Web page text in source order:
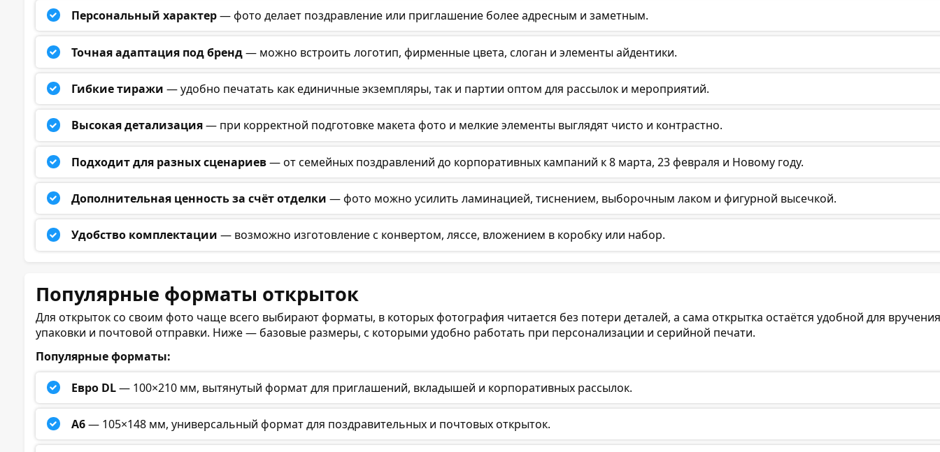
Персональный характер— фото делает поздравление или приглашение более адресным и заметным.
Точная адаптация под бренд— можно встроить логотип, фирменные цвета, слоган и элементы айдентики.
Гибкие тиражи — удобно печатать как единичные экземпляры, так и партии оптом для рассылок и мероприятий.
Высокая детализация— при корректной подготовке макета фото и мелкие элементы выглядят чисто и контрастно.
Подходит для разных сценариев— от семейных поздравлений до корпоративных кампаний к 8 марта, 23 февраля и Новому году.
Дополнительная ценность за счёт отделки — фото можно усилить ламинацией, тиснением, выборочным лаком и фигурной высечкой.
Удобство комплектации — возможно изготовление с конвертом, ляссе, вложением в коробку или набор.
Популярные форматы открыток
Для открыток со своим фото чаще всего выбирают форматы, в которых фотография читается без потери деталей, а сама открытка остаётся удобной для
упаковки и почтовой отправки. Ниже — базовые размеры, с которыми удобно работать при персонализации и серийной печати.
Популярные форматы:
Евро DL— 100×210 мм, вытянутый формат для приглашений, вкладышей и корпоративных рассылок.
А6— 105×148 мм, универсальный формат для поздравительных и почтовых открыток.